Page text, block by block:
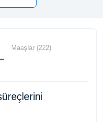
Maaşlar (222)